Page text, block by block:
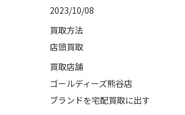
2023/10/08
買取方法
店頭買取
買取店舗
ゴールディーズ熊谷店
ブランドを宅配買取に出す